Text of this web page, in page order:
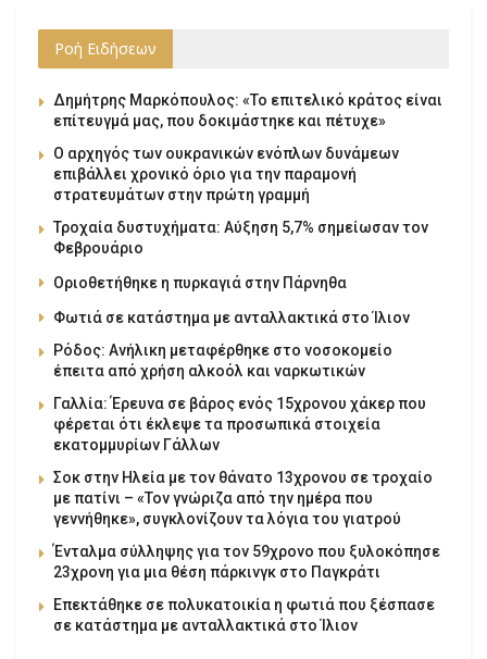
Ροή Ειδήσεων
Δημήτρης Μαρκόπουλος: «Το επιτελικό κράτος είναι
επίτευγμά μας, που δοκιμάστηκε και πέτυχε»
Ο αρχηγός των ουκρανικών ενόπλων δυνάμεων
επιβάλλει χρονικό όριο για την παραμονή
στρατευμάτων στην πρώτη γραμμή
Τροχαία δυστυχήματα: Αύξηση 5,7% σημείωσαν τον
Φεβρουάριο
Οριοθετήθηκε η πυρκαγιά στην Πάρνηθα
Φωτιά σε κατάστημα με ανταλλακτικά στο Ίλιον
Ρόδος: Ανήλικη μεταφέρθηκε στο νοσοκομείο
έπειτα από χρήση αλκοόλ και ναρκωτικών
Γαλλία: Έρευνα σε βάρος ενός 15χρονου χάκερ που
φέρεται ότι έκλεψε τα προσωπικά στοιχεία
εκατομμυρίων Γάλλων
Σοκ στην Ηλεία με τον θάνατο 13χρονου σε τροχαίο
με πατίνι – «Τον γνώριζα από την ημέρα που
γεννήθηκε», συγκλονίζουν τα λόγια του γιατρού
Ένταλμα σύλληψης για τον 59χρονο που ξυλοκόπησε
23χρονη για μια θέση πάρκινγκ στο Παγκράτι
Επεκτάθηκε σε πολυκατοικία η φωτιά που ξέσπασε
σε κατάστημα με ανταλλακτικά στο Ίλιον